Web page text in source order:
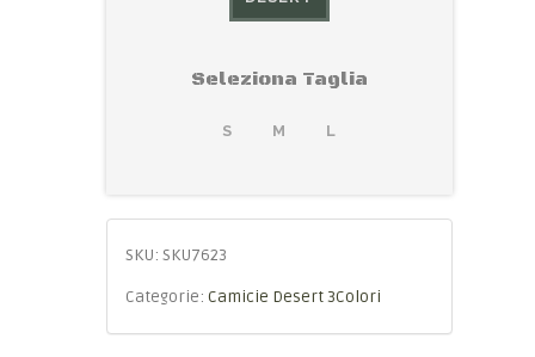
Seleziona Taglia
S M L
SKU: SKU7623
Categorie: Camicie Desert 3Colori